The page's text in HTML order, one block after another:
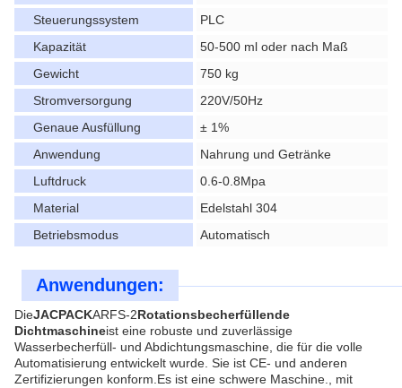
Steuerungssystem
PLC
Kapazität
50-500 ml oder nach Maß
Gewicht
750 kg
Stromversorgung
220V/50Hz
Genaue Ausfüllung
± 1%
Anwendung
Nahrung und Getränke
Luftdruck
0.6-0.8Mpa
Material
Edelstahl 304
Betriebsmodus
Automatisch
Anwendungen:
DieJACPACKARFS-2Rotationsbecherfüllende
Dichtmaschineist eine robuste und zuverlässige
Wasserbecherfüll- und Abdichtungsmaschine, die für die volle
Automatisierung entwickelt wurde. Sie ist CE- und anderen
Zertifizierungen konform.Es ist eine schwere Maschine., mit